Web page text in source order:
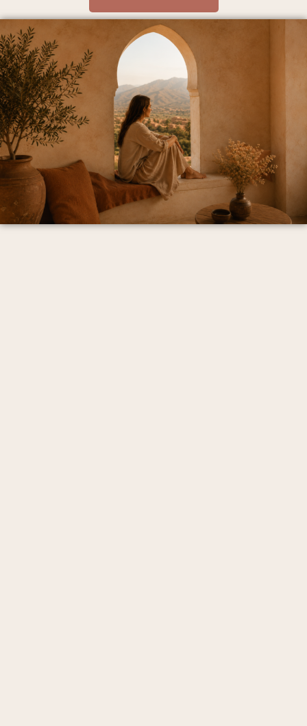
Mentions Légales et politique de confidentialité